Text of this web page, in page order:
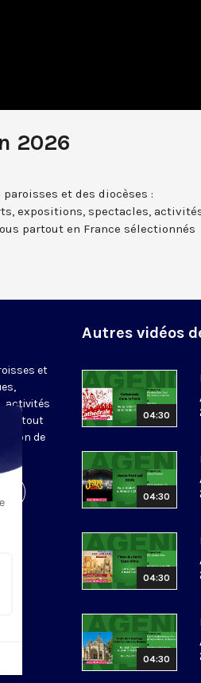
2026
et des diocèses :
expositions, spectacles,
partout en France sélectionnés
et
activités
partout
de
Autres vidéos
04:30
04:30
04:30
04:30